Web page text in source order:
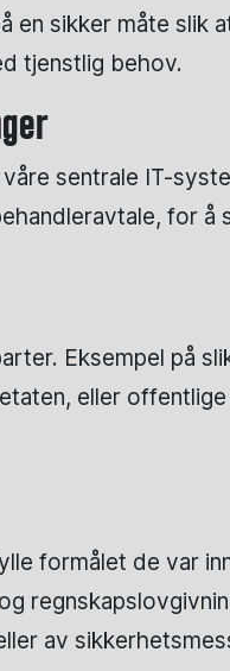
en sikker måte slik
tjenstlig behov.
sentrale IT-
for
Eksempel på
eller
formålet de var
av